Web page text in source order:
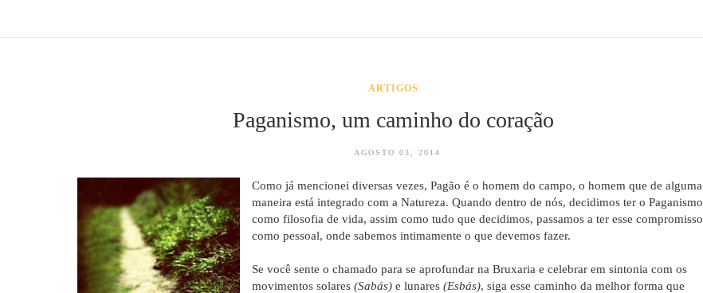
ARTIGOS
Paganismo, um caminho do coração
AGOSTO 03, 2014
Como já mencionei diversas vezes, Pagão é o homem do campo, o homem que de alguma
maneira está integrado com a Natureza. Quando dentro de nós, decidimos ter o Paganismo
como filosofia de vida, assim como tudo que decidimos, passamos a ter esse compromisso
como pessoal, onde sabemos intimamente o que devemos fazer.
Se você sente o chamado para se aprofundar na Bruxaria e celebrar em sintonia com os
movimentos solares (Sabás) e lunares (Esbás), siga esse caminho da melhor forma que